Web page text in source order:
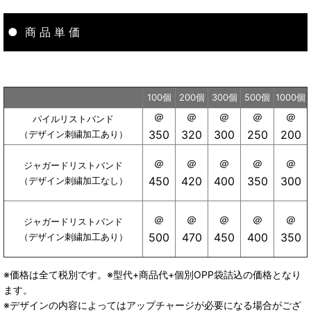
● 商 品 単 価
100個 200個 300個 500個 1000個
パイルリストバンド
（デザイン刺繍加工あり）
＠
350
＠
320
＠
300
＠
250
＠
200
ジャガードリストバンド
（デザイン刺繍加工なし）
＠
450
＠
420
＠
400
＠
350
＠
300
ジャガードリストバンド
（デザイン刺繍加工あり）
＠
500
＠
470
＠
450
＠
400
＠
350
※価格は全て税別です。 ※型代+商品代+個別OPP袋詰込の価格となり
ます。
※デザインの内容によってはアップチャージが必要になる場合がござ